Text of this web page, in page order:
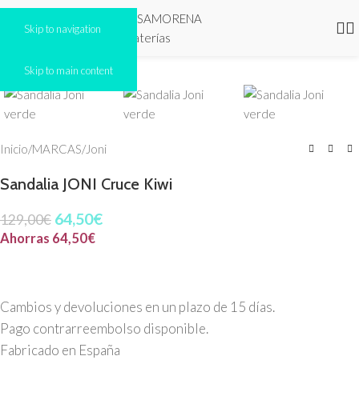
Skip to navigation
Skip to main content
Inicio/MARCAS/Joni
Sandalia JONI Cruce Kiwi
129,00€ 64,50€
Ahorras 64,50€
Cambios y devoluciones en un plazo de 15 días.
Pago contrarreembolso disponible.
Fabricado en España